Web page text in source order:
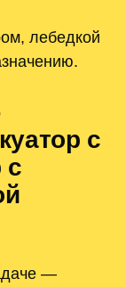
лебедкой
с
с
—